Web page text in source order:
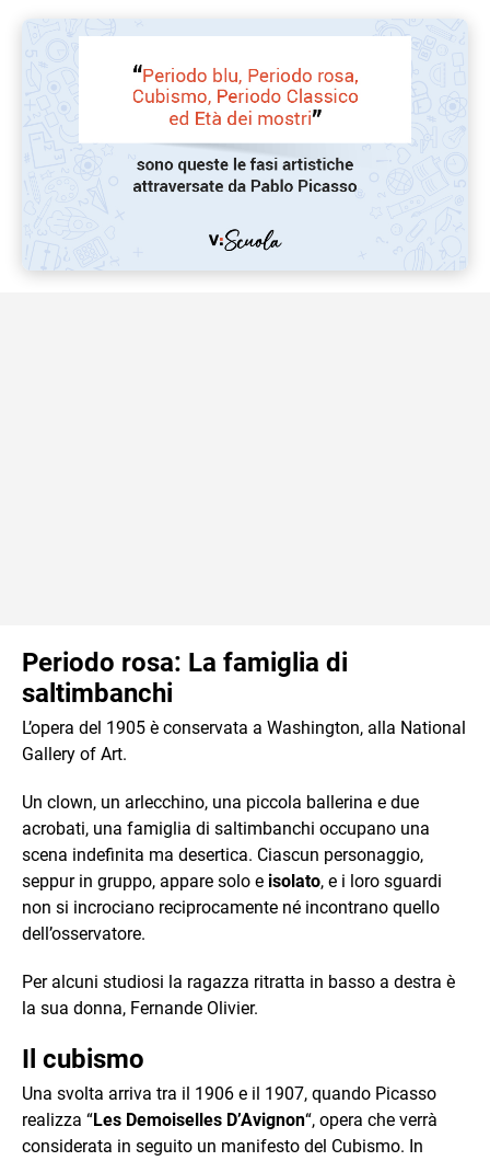
Periodo rosa: La famiglia di
saltimbanchi
L’opera del 1905 è conservata a Washington, alla National
Gallery of Art.
Un clown, un arlecchino, una piccola ballerina e due
acrobati, una famiglia di saltimbanchi occupano una
scena indefinita ma desertica. Ciascun personaggio,
seppur in gruppo, appare solo e isolato, e i loro sguardi
non si incrociano reciprocamente né incontrano quello
dell’osservatore.
Per alcuni studiosi la ragazza ritratta in basso a destra è
la sua donna, Fernande Olivier.
Il cubismo
Una svolta arriva tra il 1906 e il 1907, quando Picasso
realizza “Les Demoiselles D’Avignon“, opera che verrà
considerata in seguito un manifesto del Cubismo. In